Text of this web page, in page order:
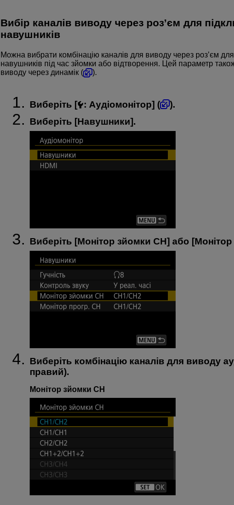
Вибір каналів виводу через роз’єм для
навушників
Можна вибрати комбінацію каналів для виводу через роз’єм
навушників під час зйомки або відтворення. Цей параметр
виводу через динамік (
).
Виберіть [ : Аудіомонітор] (
).
Виберіть [Навушники].
Виберіть [Монітор зйомки CH] або [
Виберіть комбінацію каналів для виводу
правий).
Монітор зйомки CH